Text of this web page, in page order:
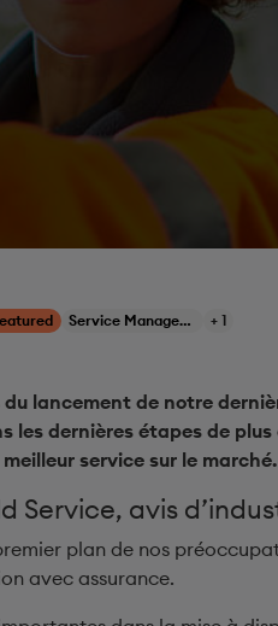
Service Management + 1
lancement de notre
les dernières étapes de
service sur le marché.
Service, avis
plan de nos
avec assurance.